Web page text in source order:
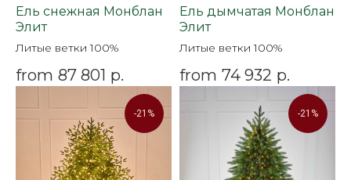
Ель снежная Монблан
Элит
Литые ветки 100%
from 87 801 р.
Ель дымчатая Монблан
Элит
Литые ветки 100%
from 74 932 р.
-21% -21%